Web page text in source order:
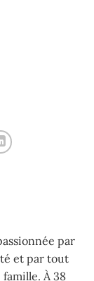
par
et par tout
À 38